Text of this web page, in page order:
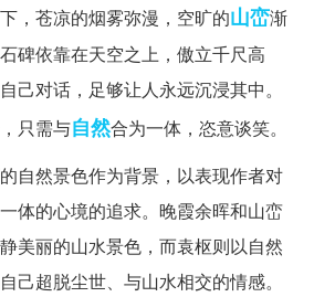
，苍凉的烟雾弥漫，空旷的山峦渐
碑依靠在天空之上，傲立千尺高
己对话，足够让人永远沉浸其中。
只需与自然合为一体，恣意谈笑。
自然景色作为背景，以表现作者对
体的心境的追求。晚霞余晖和山峦
美丽的山水景色，而袁枢则以自然
己超脱尘世、与山水相交的情感。